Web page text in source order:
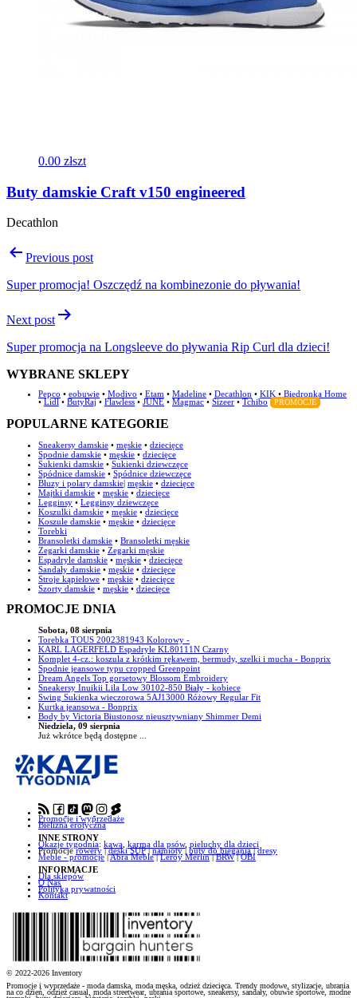
0.00 złszt
Buty damskie Craft v150 engineered
Decathlon
Nawigacja
Previous post
Super promocja! Oszczędź na kombinezonie do pływania!
Next post
Super promocja na Longsleeve do pływania Rip Curl dla dzieci!
WYBRANE SKLEPY
Pepco • eobuwie • Modivo • Etam • Madeline • Decathlon • KIK • Biedronka Home
• Lidl • ButyRaj • Flawless • JUNE • Magmac • Sizeer • Tchibo PROMOCJE
POPULARNE KATEGORIE
Sneakersy damskie • męskie • dziecięce
Spodnie damskie • męskie • dziecięce
Sukienki damskie • Sukienki dziewczęce
Spódnice damskie • Spódnice dziewczęce
Bluzy i polary damskie męskie • dziecięce
Majtki damskie • męskie • dziecięce
Legginsy • Legginsy dziewczęce
Koszulki damskie • męskie • dziecięce
Koszule damskie • męskie • dziecięce
Torebki
Bransoletki damskie • Bransoletki męskie
Zegarki damskie • Zegarki męskie
Espadryle damskie • męskie • dziecięce
Sandały damskie • męskie • dziecięce
Stroje kąpielowe • męskie • dziecięce
Szorty damskie • męskie • dziecięce
PROMOCJE DNIA
Sobota, 08 sierpnia
Torebka TOUS 2002381943 Kolorowy -
KARL LAGERFELD Espadryle KL80111N Czarny
Komplet 4-cz.: koszula z krótkim rękawem, bermudy, szelki i mucha - Bonprix
Spodnie jeansowe typu cropped Greenpoint
Dream Angels Top gorsetowy Blossom Embroidery
Sneakersy Inuikii Lila Low 30102-850 Biały - kobiece
Swing Sukienka wieczorowa 5AJ13000 Różowy Regular Fit
Kurtka jeansowa - Bonprix
Body by Victoria Biustonosz nieusztywniany Shimmer Demi
Niedziela, 09 sierpnia
Już wkrótce będą dostępne ...
Promocje i wyprzedaże
Bielizna erotyczna
INNE STRONY
Okazje tygodnia: kawa karma dla psów, pieluchy dla dzieci
Promocjerowery|deski SUP|namioty| buty do biegania|dresy
Meble - promocje|Abra Meble|Leroy Merlin|BRW|OBI
INFORMACJE
Dla sklepów
O Nas
Polityka prywatności
Kontakt
© 2022-2026 Inventory
Promocje i wyprzedaże - moda damska, moda męska, odzież dziecięca. Trendy modowe, stylizacje, ubrania
na co dzień, odzież casual, moda streetwear, ubrania sportowe, sneakersy, sandały, obuwie sportowe, modne